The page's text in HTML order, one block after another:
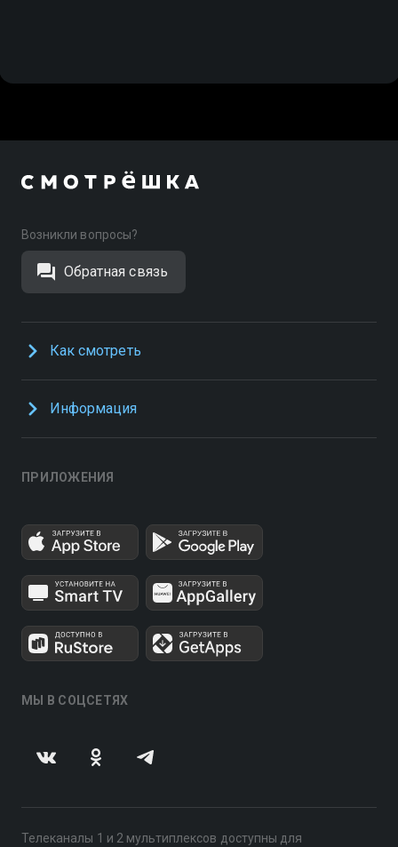
Возникли вопросы?
Обратная связь
Как смотреть
Информация
ПРИЛОЖЕНИЯ
МЫ В СОЦСЕТЯХ
Телеканалы 1 и 2 мультиплексов доступны для